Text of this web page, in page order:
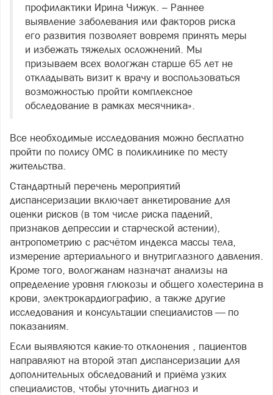
профилактики Ирина Чижук. – Раннее
выявление заболевания или факторов риска
его развития позволяет вовремя принять меры
и избежать тяжелых осложнений. Мы
призываем всех вологжан старше 65 лет не
откладывать визит к врачу и воспользоваться
возможностью пройти комплексное
обследование в рамках месячника».
Все необходимые исследования можно бесплатно
пройти по полису ОМС в поликлинике по месту
жительства.
Стандартный перечень мероприятий
диспансеризации включает анкетирование для
оценки рисков (в том числе риска падений,
признаков депрессии и старческой астении),
антропометрию с расчётом индекса массы тела,
измерение артериального и внутриглазного давления.
Кроме того, вологжанам назначат анализы на
определение уровня глюкозы и общего холестерина в
крови, электрокардиографию, а также другие
исследования и консультации специалистов — по
показаниям.
Если выявляются какие-то отклонения , пациентов
направляют на второй этап диспансеризации для
дополнительных обследований и приёма узких
специалистов, чтобы уточнить диагноз и